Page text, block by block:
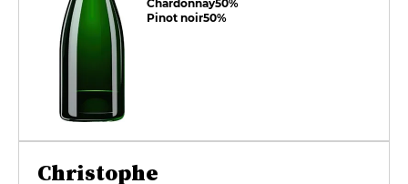
Chardonnay50%
Pinot noir50%
Christophe